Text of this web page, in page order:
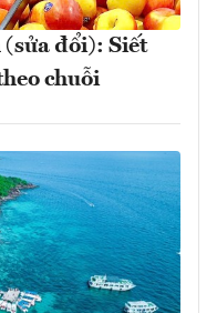
đổi): Siết
chuỗi